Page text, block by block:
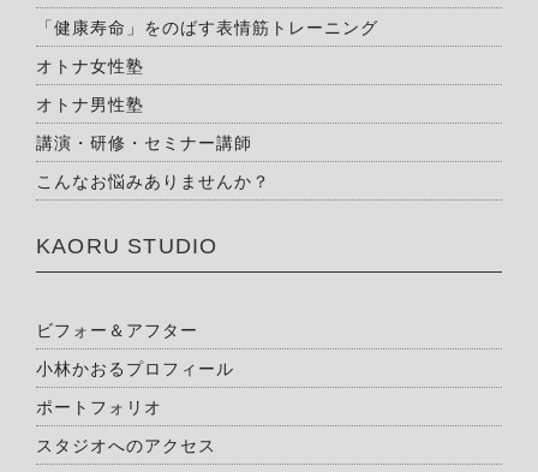
「健康寿命」をのばす表情筋トレーニング
オトナ女性塾
オトナ男性塾
講演・研修・セミナー講師
こんなお悩みありませんか？
KAORU STUDIO
ビフォー＆アフター
小林かおるプロフィール
ポートフォリオ
スタジオへのアクセス